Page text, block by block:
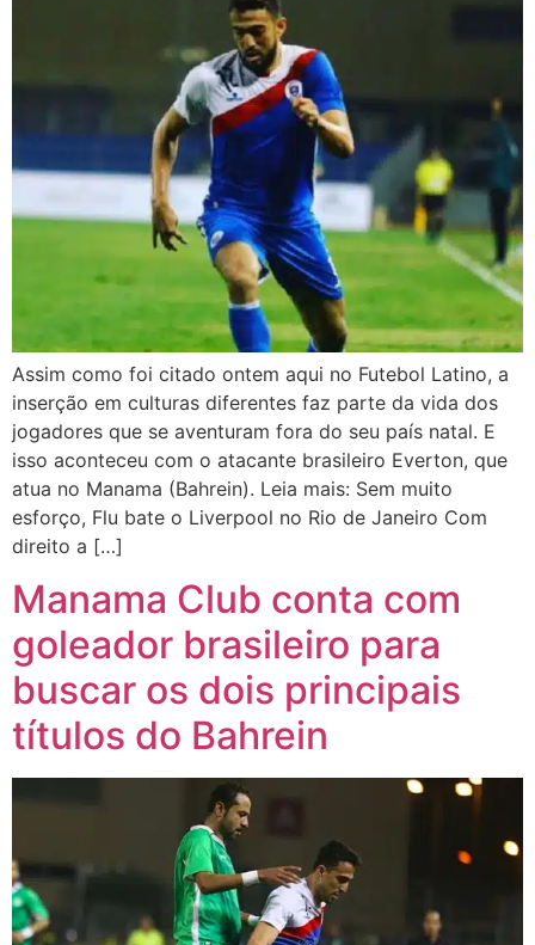
Assim como foi citado ontem aqui no Futebol Latino, a
inserção em culturas diferentes faz parte da vida dos
jogadores que se aventuram fora do seu país natal. E
isso aconteceu com o atacante brasileiro Everton, que
atua no Manama (Bahrein). Leia mais: Sem muito
esforço, Flu bate o Liverpool no Rio de Janeiro Com
direito a […]
Manama Club conta com
goleador brasileiro para
buscar os dois principais
títulos do Bahrein